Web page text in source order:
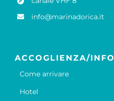
info@marinadorica.it
ACCOGLIENZA/INFO
Come arrivare
Hotel